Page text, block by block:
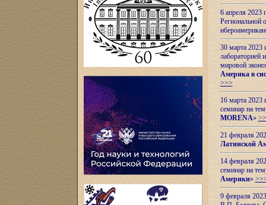
6 апреля
Региональной
30 марта 2023
лабораторией
мировой
Америка в
>>>
16 марта 2023
семинар на
MORENA»
21 февраля
Латинской
14 февраля
семинар на
Америки»
9 февраля